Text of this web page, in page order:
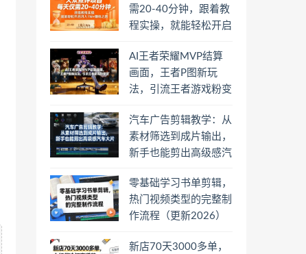
需20-40分钟，跟着教
程实操，就能轻松开启
AI王者荣耀MVP结算
画面，王者P图新玩
法，引流王者游戏粉变
汽车广告剪辑教学：从
素材筛选到成片输出，
新手也能剪出高级感汽
零基础学习书单剪辑，
热门视频类型的完整制
作流程（更新2026）
新店70天3000多单，